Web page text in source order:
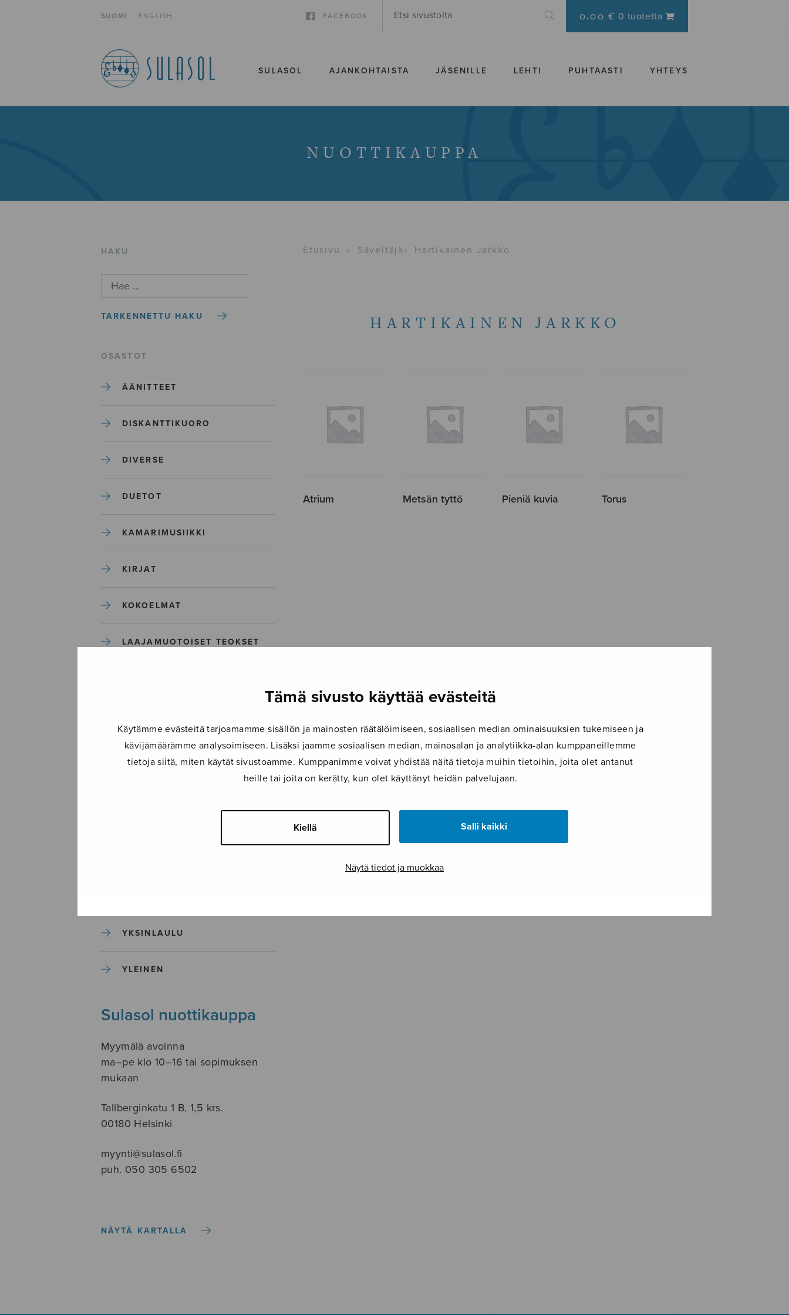
Tämä sivusto käyttää evästeitä
Käytämme evästeitä tarjoamamme sisällön ja mainosten räätälöimiseen, sosiaalisen median ominaisuuksien tukemiseen ja
kävijämäärämme analysoimiseen. Lisäksi jaamme sosiaalisen median, mainosalan ja analytiikka-alan kumppaneillemme
tietoja siitä, miten käytät sivustoamme. Kumppanimme voivat yhdistää näitä tietoja muihin tietoihin, joita olet antanut
heille tai joita on kerätty, kun olet käyttänyt heidän palvelujaan.
Kiellä Salli kaikki
Näytä tiedot ja muokkaa
SUOMI ENGLISH FACEBOOK 0.00 € 0 tuotetta
SULASOL AJANKOHTAISTA JÄSENILLE LEHTI PUHTAASTI YHTEYS
NUOTTIKAUPPA
HAKU
TARKENNETTU HAKU
OSASTOT
ÄÄNITTEET
DISKANTTIKUORO
DIVERSE
DUETOT
KAMARIMUSIIKKI
KIRJAT
KOKOELMAT
LAAJAMUOTOISET TEOKSET
MUUT
YKSINLAULU
YLEINEN
Sulasol nuottikauppa
Myymälä avoinna
ma–pe klo 10–16 tai sopimuksen
mukaan
Tallberginkatu 1 B, 1,5 krs.
00180 Helsinki
myynti@sulasol.fi
puh. 050 305 6502
NÄYTÄ KARTALLA
Etusivu › Säveltäjä › Hartikainen Jarkko
HARTIKAINEN JARKKO
Atrium Metsän tyttö Pieniä kuvia Torus